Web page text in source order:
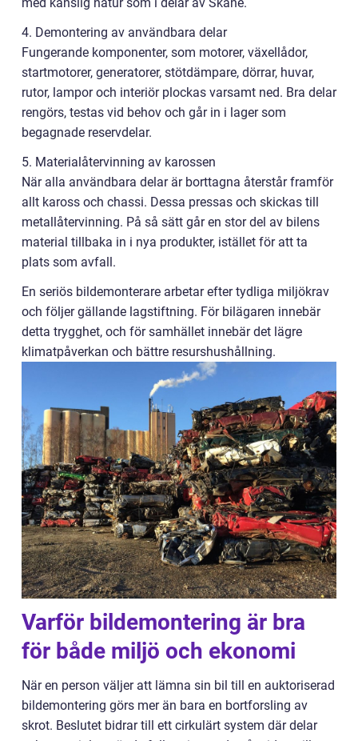
4. Demontering av användbara delar
Fungerande komponenter, som motorer, växellådor,
startmotorer, generatorer, stötdämpare, dörrar, huvar,
rutor, lampor och interiör plockas varsamt ned. Bra delar
rengörs, testas vid behov och går in i lager som
begagnade reservdelar.
5. Materialåtervinning av karossen
När alla användbara delar är borttagna återstår framför
allt kaross och chassi. Dessa pressas och skickas till
metallåtervinning. På så sätt går en stor del av bilens
material tillbaka in i nya produkter, istället för att ta
plats som avfall.
En seriös bildemonterare arbetar efter tydliga miljökrav
och följer gällande lagstiftning. För bilägaren innebär
detta trygghet, och för samhället innebär det lägre
klimatpåverkan och bättre resurshushållning.
Varför bildemontering är bra
för både miljö och ekonomi
När en person väljer att lämna sin bil till en auktoriserad
bildemontering görs mer än bara en bortforsling av
skrot. Beslutet bidrar till ett cirkulärt system där delar